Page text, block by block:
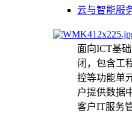
云与智能服
面向ICT基
闭，包含工
控等功能单
户提供数据
客户IT服务